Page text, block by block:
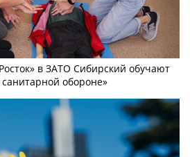
в ЗАТО Сибирский обучают
обороне»